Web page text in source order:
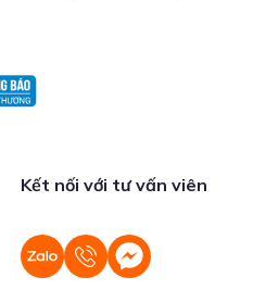
Kết nối với tư vấn viên